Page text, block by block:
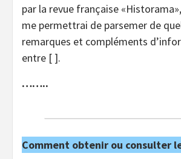
par la revue française
me permettrai de parsemer de
remarques et compléments
entre [ ].
……..
Comment obtenir ou consulter